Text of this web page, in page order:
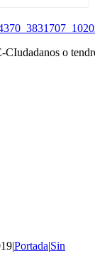
o
|Portada|Sin